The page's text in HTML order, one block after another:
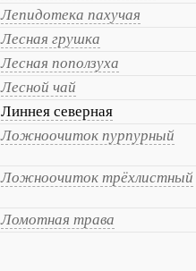
Лепидотека пахучая
Лесная грушка
Лесная поползуха
Лесной чай
Линнея северная
Ложноочиток пурпурный
Ложноочиток трёхлистный
Ломотная трава